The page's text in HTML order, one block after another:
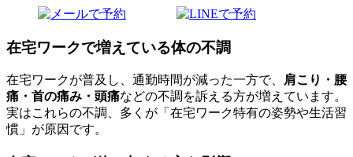
在宅ワークで増えている体の不調
在宅ワークが普及し、通勤時間が減った一方で、
肩こり・腰
痛・首の痛み・頭痛などの不調を訴える方が増えています。
実はこれらの不調、多くが「在宅ワーク特有の姿勢や生活習
慣」が原因です。